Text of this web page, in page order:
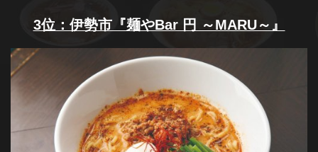
3位：伊勢市『麺やBar 円 ～MARU～』